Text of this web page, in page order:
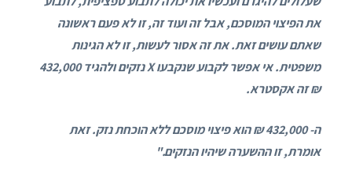
את הפיצוי המוסכם, אבל זה ועוד זה, זו לא פעם ראשונה
שאתם עושים זאת. את זה אסור לעשות, זו לא הגינות
משפטית. אי אפשר לקבוע שנקבעוX
נזקים ולהגיד 432,000
₪ זה אקסטרא.
ה- 432,000 ₪ הוא פיצוי מוסכם ללא הוכחת נזק. זאת
אומרת, זו ההשערה שיהיו הנזקים."